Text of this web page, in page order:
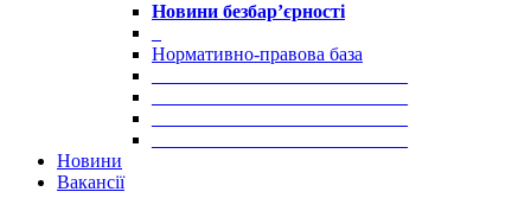
Новини безбар’єрності
Нормативно-правова база
Новини
Вакансії